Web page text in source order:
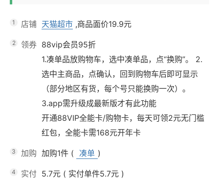
1 店铺 天猫超市 ,商品面价19.9元
2 领券 88vip会员95折
1.凑单品放购物车，选中凑单品，点“换购”。 2.
选中主商品，点确认，回到购物车后即可显示
（部分地区有货，每个号只能换购一次）。
3.app需升级成最新版才有此功能
开通88VIP全能卡/购物卡，每天可领2元无门槛
红包，全能卡需168元开年卡
3 加购 加购1件 ( 凑单 )
4 实付 5.7元 ( 实付单件5.7元 )